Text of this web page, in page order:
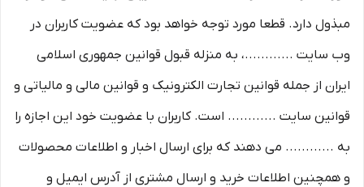
مبذول دارد. قطعا مورد توجه خواهد بود که عضویت کاربران در
وب سایت ............، به منزله قبول قوانین جمهوری اسلامی
ایران از جمله قوانین تجارت الکترونیک و قوانین مالی و مالیاتی و
قوانین سایت ............ است. کاربران با عضویت خود این اجازه را
به ............ می دهند که برای ارسال اخبار و اطلاعات محصولات
و همچنین اطلاعات خرید و ارسال مشتری از آدرس ایمیل و